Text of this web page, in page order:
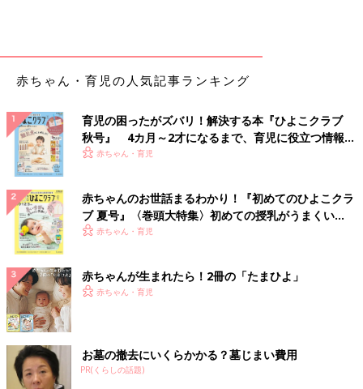
赤ちゃん・育児の人気記事ランキング
育児の困ったがズバリ！解決する本『ひよこクラブ
秋号』 4カ月～2才になるまで、育児に役立つ情報が
いっぱい！
赤ちゃん・育児
赤ちゃんのお世話まるわかり！『初めてのひよこクラ
ブ 夏号』〈巻頭大特集〉初めての授乳がうまくい
く！ おっぱい・ミルクの基本と夏のトラブル 解決テ
赤ちゃん・育児
赤ちゃんが生まれたら！2冊の「たまひよ」
赤ちゃん・育児
お墓の撤去にいくらかかる？墓じまい費用
PR(くらしの話題)